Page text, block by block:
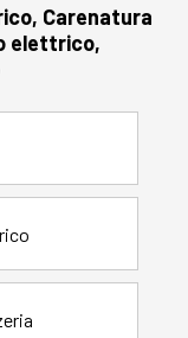
Carenatura
elettrico,